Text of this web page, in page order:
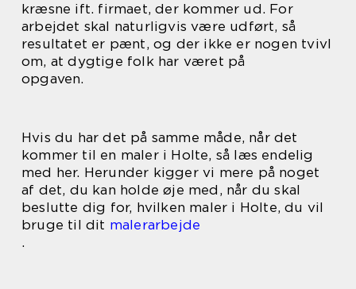
kræsne ift. firmaet, der kommer ud. For
arbejdet skal naturligvis være udført, så
resultatet er pænt, og der ikke er nogen tvivl
om, at dygtige folk har været på
opgaven.
Hvis du har det på samme måde, når det
kommer til en maler i Holte, så læs endelig
med her. Herunder kigger vi mere på noget
af det, du kan holde øje med, når du skal
beslutte dig for, hvilken maler i Holte, du vil
bruge til dit malerarbejde
.